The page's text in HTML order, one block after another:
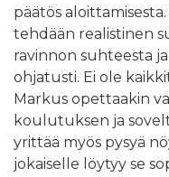
päätös
tehdään realistinen
ravinnon suhteesta
ohjatusti. Ei ole
Markus opettaakin
koulutuksen ja
yrittää myös pysyä
jokaiselle löytyy se